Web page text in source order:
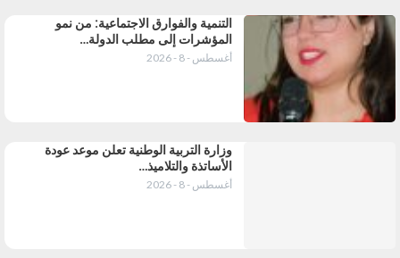
التنمية والفوارق الاجتماعية: من نمو
المؤشرات إلى مطلب الدولة…
أغسطس - 8 - 2026
وزارة التربية الوطنية تعلن موعد عودة
الأساتذة والتلاميذ…
أغسطس - 8 - 2026